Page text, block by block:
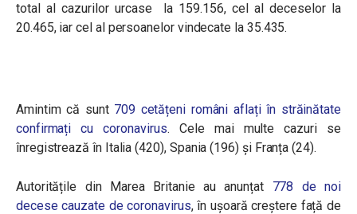
total al cazurilor urcase la 159.156, cel al deceselor la
20.465, iar cel al persoanelor vindecate la 35.435.
Amintim că sunt 709 cetățeni români aflați în străinătate
confirmați cu coronavirus. Cele mai multe cazuri se
înregistrează în Italia (420), Spania (196) și Franța (24).
Autoritățile din Marea Britanie au anunțat 778 de noi
decese cauzate de coronavirus, în ușoară creștere față de